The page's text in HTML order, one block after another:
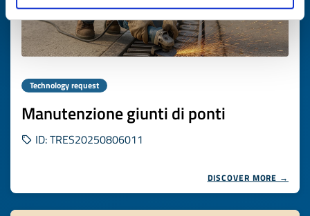
Technology request
Manutenzione giunti di ponti
ID: TRES20250806011
DISCOVER MORE →